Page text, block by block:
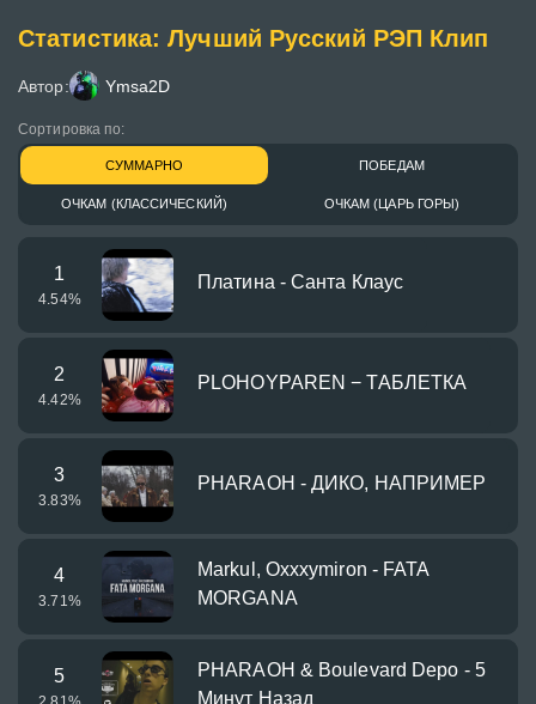
Статистика: Лучший Русский РЭП Клип
Автор: Ymsa2D
Сортировка по:
СУММАРНО ПОБЕДАМ
ОЧКАМ (КЛАССИЧЕСКИЙ) ОЧКАМ (ЦАРЬ ГОРЫ)
1
4.54%
Платина - Санта Клаус
2
4.42%
PLOHOYPAREN − ТАБЛЕТКА
3
3.83%
PHARAOH - ДИКО, НАПРИМЕР
4
3.71%
Markul, Oxxxymiron - FATA
MORGANA
5
PHARAOH & Boulevard Depo - 5
Минут Назад